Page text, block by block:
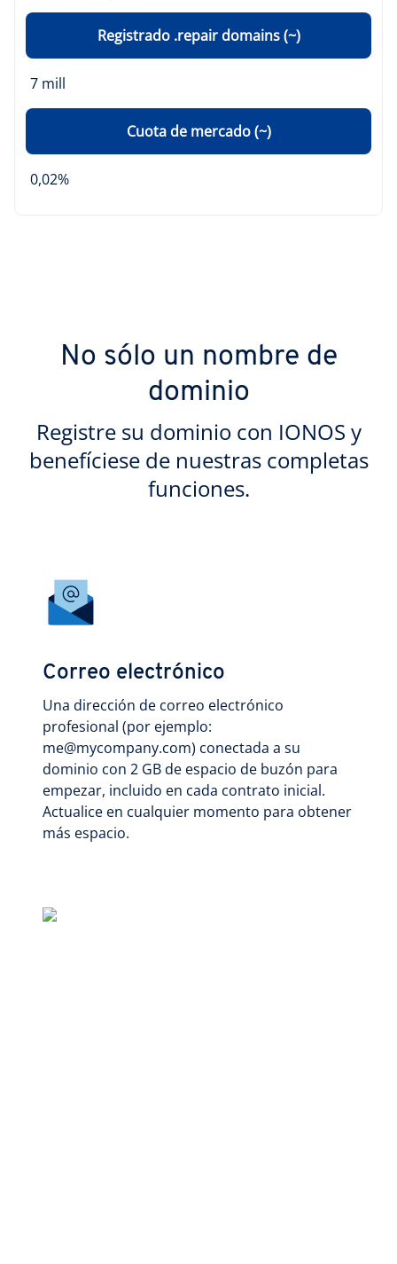
Registrado .repair domains (~)
7 mill
Cuota de mercado (~)
0,02%
No sólo un nombre de
dominio
Registre su dominio con IONOS y
benefíciese de nuestras completas
funciones.
Correo electrónico
Una dirección de correo electrónico
profesional (por ejemplo:
me@mycompany.com) conectada a su
dominio con 2 GB de espacio de buzón para
empezar, incluido en cada contrato inicial.
Actualice en cualquier momento para obtener
más espacio.